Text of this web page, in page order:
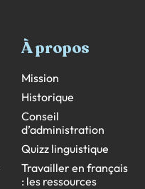
À propos
Mission
Historique
Conseil
d’administration
Quizz linguistique
Travailler en français
: les ressources